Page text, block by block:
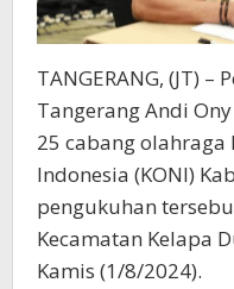
TANGERANG, (JT)
Tangerang Andi
25 cabang
Indonesia (KONI)
pengukuhan
Kecamatan Kelapa
Kamis (1/8/2024).